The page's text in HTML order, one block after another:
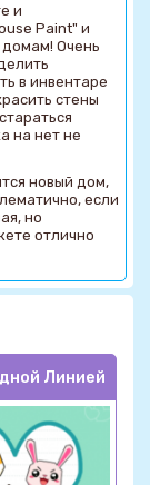
и
Paint" и
домам! Очень
в инвентаре
стены
на нет не
новый дом,
если
но
отлично
Линией